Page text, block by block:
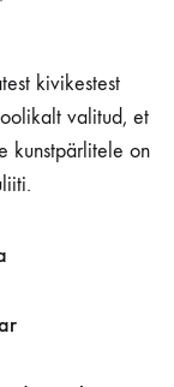
kivikestest
valitud, et
kunstpärlitele on